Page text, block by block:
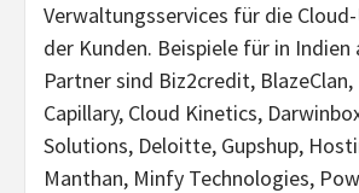
Verwaltungsservices für die
der Kunden. Beispiele für in Indien
Partner sind Biz2credit, BlazeClan,
Capillary, Cloud Kinetics,
Solutions, Deloitte, Gupshup,
Manthan, Minfy Technologies,